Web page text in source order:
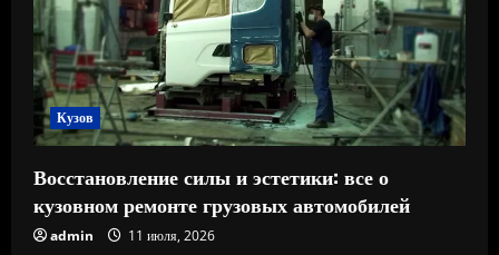
Кузов
Восстановление силы и эстетики: все о
кузовном ремонте грузовых автомобилей
admin 11 июля, 2026